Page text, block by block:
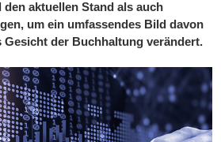
aktuellen Stand als auch
um ein umfassendes Bild davon
Gesicht der Buchhaltung verändert.